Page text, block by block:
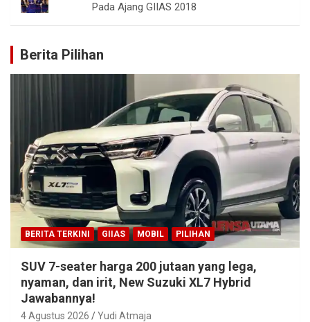
Pada Ajang GIIAS 2018
Berita Pilihan
BERITA TERKINI GIIAS MOBIL PILIHAN
SUV 7-seater harga 200 jutaan yang lega,
nyaman, dan irit, New Suzuki XL7 Hybrid
Jawabannya!
4 Agustus 2026 Yudi Atmaja